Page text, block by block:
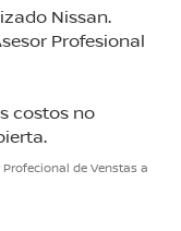
Nissan.
Profesional
costos no
de Venstas a